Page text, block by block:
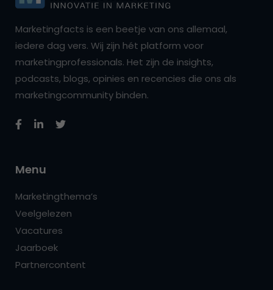
Marketingfacts is een beetje van ons allemaal,
iedere dag vers. Wij zijn hét platform voor
marketingprofessionals. Het zijn de insights,
podcasts, blogs, opinies en recencies die ons als
marketingcommunity binden.
Menu
Marketingthema’s
Veelgelezen
Vacatures
Jaarboek
Partnercontent